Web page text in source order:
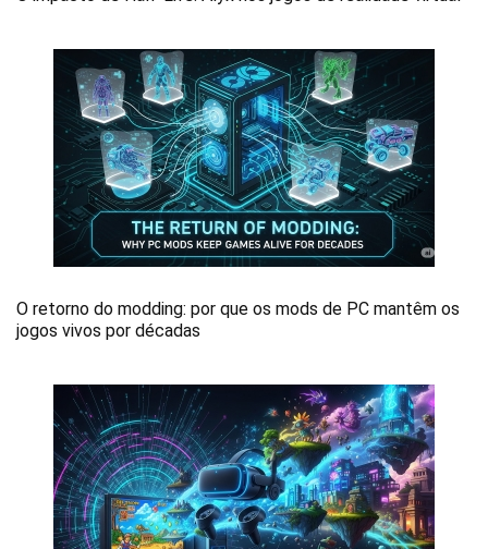
O retorno do modding: por que os mods de PC mantêm os
jogos vivos por décadas